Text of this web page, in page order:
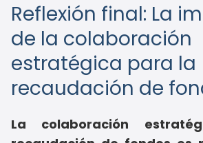
Reflexión final: La
de la colaboración
estratégica para la
recaudación de
La colaboración